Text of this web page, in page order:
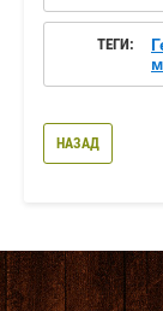
ТЕГИ:
НАЗАД